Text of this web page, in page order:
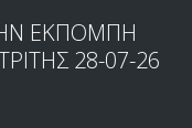
ΕΚΠΟΜΠΗ
28-07-26